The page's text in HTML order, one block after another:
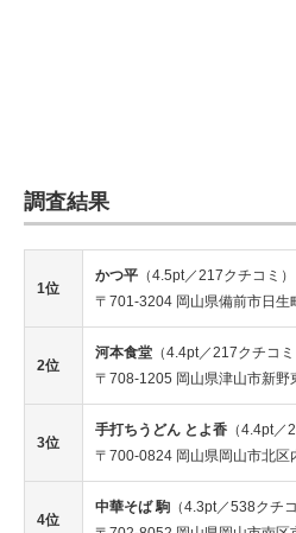
調査結果
1位
かつ平 （4.5pt／217クチコミ）
〒701-3204 岡山県備前市日生
2位
河本食堂 （4.4pt／217クチコミ
〒708-1205 岡山県津山市新野
3位
手打ちうどん とよ香 （4.4pt／
〒700-0824 岡山県岡山市北
4位
中華そば 駒 （4.3pt／538クチコ